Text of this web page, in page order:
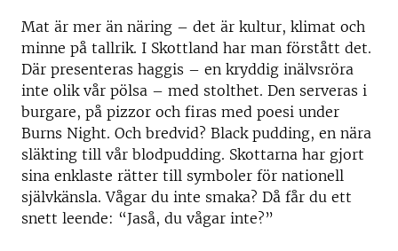
Mat är mer än näring – det är kultur, klimat och
minne på tallrik. I Skottland har man förstått det.
Där presenteras haggis – en kryddig inälvsröra
inte olik vår pölsa – med stolthet. Den serveras i
burgare, på pizzor och firas med poesi under
Burns Night. Och bredvid? Black pudding, en nära
släkting till vår blodpudding. Skottarna har gjort
sina enklaste rätter till symboler för nationell
självkänsla. Vågar du inte smaka? Då får du ett
snett leende: “Jaså, du vågar inte?”